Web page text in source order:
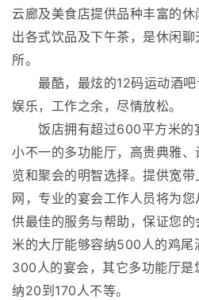
云廊及美食店提供品种丰富的
出各式饮品及下午茶，是休闲
所。
最酷，最炫的12码运动酒吧
娱乐，工作之余，尽情放松。
饭店拥有超过600平方米的
小不一的多功能厅，高贵典雅
览和聚会的明智选择。提供宽
网，专业的宴会工作人员将为
供最佳的服务与帮助，保证您
米的大厅能够容纳500人的鸡
300人的宴会，其它多功能厅是
纳20到170人不等。